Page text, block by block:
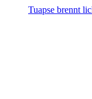
Tuapse brennt